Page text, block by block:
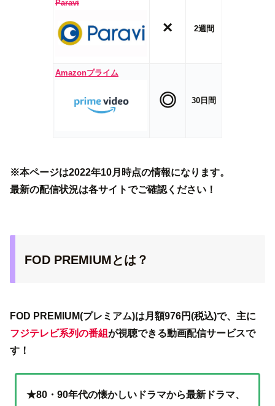
Paravi
× 2週間
Amazonプライム
◎ 30日間
※本ページは2022年10月時点の情報になります。
最新の配信状況は各サイトでご確認ください！
FOD PREMIUMとは？
FOD PREMIUM(プレミアム)は月額976円(税込)で、主に
フジテレビ系列の番組が視聴できる動画配信サービスで
す！
★80・90年代の懐かしいドラマから最新ドラマ、